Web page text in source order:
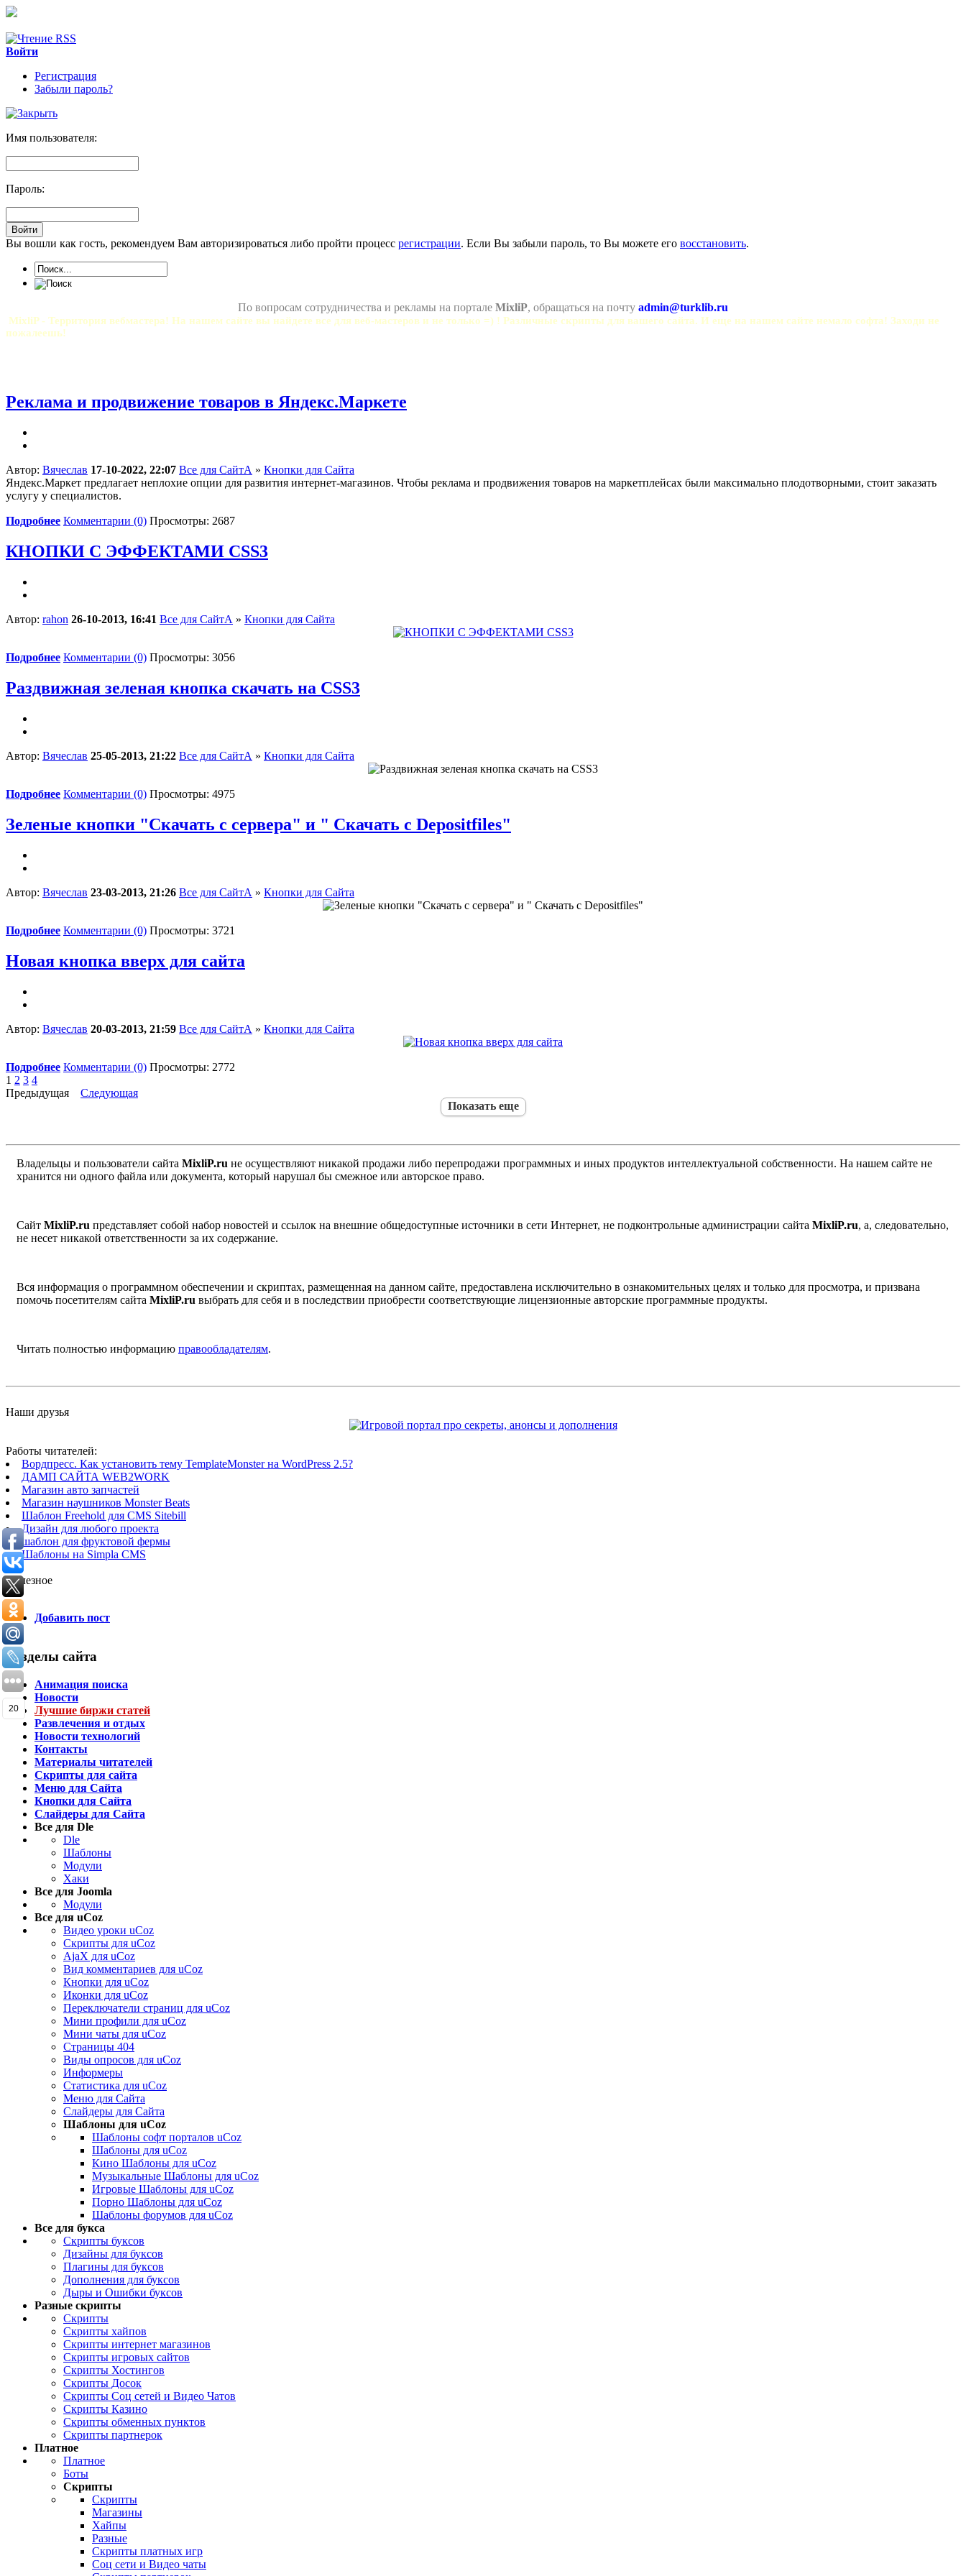
Войти
Регистрация
Забыли пароль?
Имя пользователя:
Пароль:
Вы вошли как гость, рекомендуем Вам авторизироваться либо пройти процесс регистрации. Если Вы забыли пароль, то Вы можете его восстановить.
По вопросам сотрудничества и рекламы на портале MixliP, обращаться на почту admin@turklib.ru
MixliP - Территория вебмастера! На нашем сайте вы найдете все для веб-мастеров и не только =) ! Различные скрипты для вашего сайта. И еще на нашем сайте немало софта! Заходи не
пожалеешь!
Реклама и продвижение товаров в Яндекс.Маркете
Автор: Вячеслав 17-10-2022, 22:07 Все для СайтА » Кнопки для Сайта
Яндекс.Маркет предлагает неплохие опции для развития интернет-магазинов. Чтобы реклама и продвижения товаров на маркетплейсах были максимально плодотворными, стоит заказать
услугу у специалистов.
Подробнее Комментарии (0) Просмотры: 2687
КНОПКИ С ЭФФЕКТАМИ CSS3
Автор: rahon 26-10-2013, 16:41 Все для СайтА » Кнопки для Сайта
Подробнее Комментарии (0) Просмотры: 3056
Раздвижная зеленая кнопка скачать на CSS3
Автор: Вячеслав 25-05-2013, 21:22 Все для СайтА » Кнопки для Сайта
Подробнее Комментарии (0) Просмотры: 4975
Зеленые кнопки "Скачать с сервера" и " Скачать с Depositfiles"
Автор: Вячеслав 23-03-2013, 21:26 Все для СайтА » Кнопки для Сайта
Подробнее Комментарии (0) Просмотры: 3721
Новая кнопка вверх для сайта
Автор: Вячеслав 20-03-2013, 21:59 Все для СайтА » Кнопки для Сайта
Подробнее Комментарии (0) Просмотры: 2772
1 2 3 4
Предыдущая
Следующая
Показать еще
Владельцы и пользователи сайта MixliP.ru не осуществляют никакой продажи либо перепродажи программных и иных продуктов интеллектуальной собственности. На нашем сайте не
хранится ни одного файла или документа, который нарушал бы смежное или авторское право.
Сайт MixliP.ru представляет собой набор новостей и ссылок на внешние общедоступные источники в сети Интернет, не подконтрольные администрации сайта MixliP.ru, а, следовательно,
не несет никакой ответственности за их содержание.
Вся информация о программном обеспечении и скриптах, размещенная на данном сайте, предоставлена исключительно в ознакомительных целях и только для просмотра, и призвана
помочь посетителям сайта MixliP.ru выбрать для себя и в последствии приобрести соответствующие лицензионные авторские программные продукты.
Читать полностью информацию правообладателям.
Наши друзья
Работы читателей:
Вордпресс. Как установить тему TemplateMonster на WordPress 2.5?
ДАМП САЙТА WEB2WORK
Магазин авто запчастей
Магазин наушников Monster Beats
Шаблон Freehold для CMS Sitebill
Дизайн для любого проекта
шаблон для фруктовой фермы
Шаблоны на Simpla CMS
Полезное
Добавить пост
Разделы сайта
Анимация поиска
Новости
Лучшие биржи статей
Развлечения и отдых
Новости технологий
Контакты
Материалы читателей
Скрипты для сайта
Меню для Сайта
Кнопки для Сайта
Слайдеры для Сайта
Все для Dle
Dle
Шаблоны
Модули
Хаки
Все для Joomla
Модули
Все для uCoz
Видео уроки uCoz
Скрипты для uCoz
AjaX для uCoz
Вид комментариев для uCoz
Кнопки для uCoz
Иконки для uCoz
Переключатели страниц для uCoz
Мини профили для uCoz
Мини чаты для uCoz
Страницы 404
Виды опросов для uCoz
Информеры
Статистика для uCoz
Меню для Сайта
Слайдеры для Сайта
Шаблоны для uCoz
Шаблоны софт порталов uCoz
Шаблоны для uCoz
Кино Шаблоны для uCoz
Музыкальные Шаблоны для uCoz
Игровые Шаблоны для uCoz
Порно Шаблоны для uCoz
Шаблоны форумов для uCoz
Все для букса
Скрипты буксов
Дизайны для буксов
Плагины для буксов
Дополнения для буксов
Дыры и Ошибки буксов
Разные скрипты
Скрипты
Скрипты хайпов
Скрипты интернет магазинов
Скрипты игровых сайтов
Скрипты Хостингов
Скрипты Досок
Скрипты Соц сетей и Видео Чатов
Скрипты Казино
Скрипты обменных пунктов
Скрипты партнерок
Платное
Платное
Боты
Скрипты
Скрипты
Магазины
Хайпы
Разные
Скрипты платных игр
Соц сети и Видео чаты
20